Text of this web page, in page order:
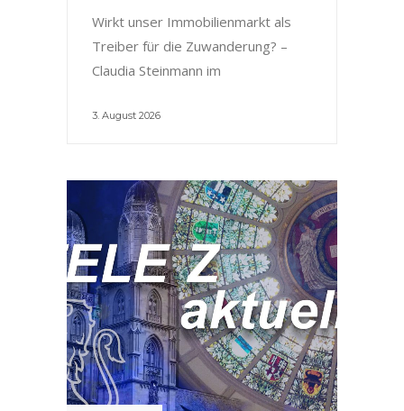
Wirkt unser Immobilienmarkt als
Treiber für die Zuwanderung? –
Claudia Steinmann im
3. August 2026